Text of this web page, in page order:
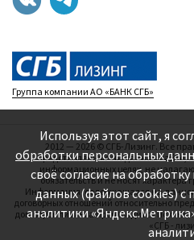
Группа компании АО «БАНК СГБ»
2012 — 2026 © СГБ-Лизинг. Все
представленные на данном сайте,
информационных целях, не
обязательств и не носят
Информация, содержащаяся на
договорных отношений относительно
договоров лизинга производится
«СГБ -
Используя этот сайт, я
обработки персональных
своё согласие на
данных (файлов cookies)
аналитики